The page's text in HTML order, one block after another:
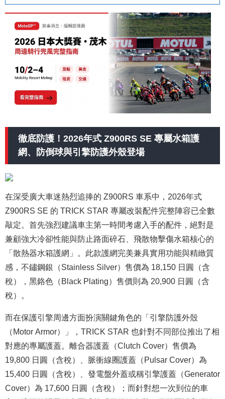
徹底防護！2026年式 Z900RS SE 專屬水箱護
網、防倒球與引擎防護外殼登場
在深受廣大車迷熱烈追捧的 Z900RS 車系中，2026年式
Z900RS SE 的 TRICK STAR 專屬改裝配件完整陣容已全數
敲定。首先強烈建議車主第一時間考慮入手的配件，絕對是
兼顧強大冷卻性能與防止路面碎石、飛散物擊傷水箱核心的
「散熱器水箱護網」。此款護網完美兼具實用功能與精緻質
感，不鏽鋼銀（Stainless Silver）售價為 18,150 日圓（含
稅），黑鉻色（Black Plating）售價則為 20,900 日圓（含
稅）。
而在保護引擎周邊方面扮演關鍵角色的「引擎防護外殼
（Motor Armor）」，TRICK STAR 也針對不同部位推出了相
對應的專屬護蓋。離合器護蓋（Clutch Cover）售價為
19,800 日圓（含稅）、脈衝線圈護蓋（Pulsar Cover）為
15,400 日圓（含稅）、發電盤外蓋或稱引擎護蓋（Generator
Cover）為 17,600 日圓（含稅）；而針對想一次到位的車